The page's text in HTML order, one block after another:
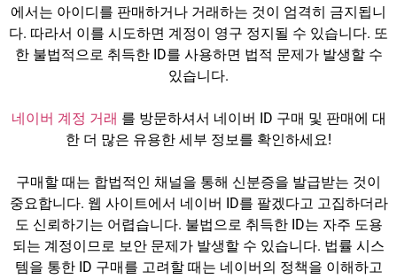
에서는 아이디를 판매하거나 거래하는 것이 엄격히 금지됩니
다. 따라서 이를 시도하면 계정이 영구 정지될 수 있습니다. 또
한 불법적으로 취득한 ID를 사용하면 법적 문제가 발생할 수
있습니다.
네이버 계정 거래 를 방문하셔서 네이버 ID 구매 및 판매에 대
한 더 많은 유용한 세부 정보를 확인하세요!
구매할 때는 합법적인 채널을 통해 신분증을 발급받는 것이
중요합니다. 웹 사이트에서 네이버 ID를 팔겠다고 고집하더라
도 신뢰하기는 어렵습니다. 불법으로 취득한 ID는 자주 도용
되는 계정이므로 보안 문제가 발생할 수 있습니다. 법률 시스
템을 통한 ID 구매를 고려할 때는 네이버의 정책을 이해하고